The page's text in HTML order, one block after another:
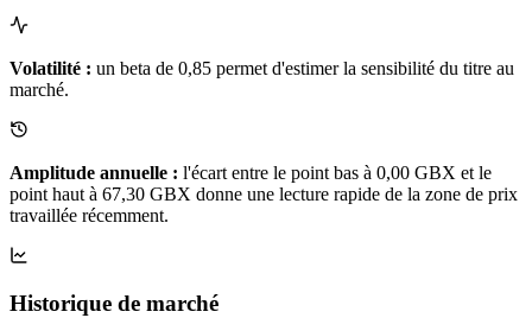
Volatilité : un beta de 0,85 permet d'estimer la sensibilité du titre au
marché.
Amplitude annuelle : l'écart entre le point bas à 0,00 GBX et le
point haut à 67,30 GBX donne une lecture rapide de la zone de prix
travaillée récemment.
Historique de marché